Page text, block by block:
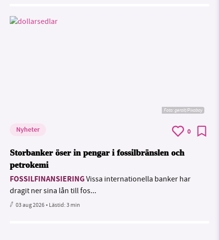
Foto:geralt/Pixabay
Nyheter 0
Storbanker öser in pengar i fossilbränslen och
petrokemi
FOSSILFINANSIERINGVissa internationella banker har
dragit ner sina lån till fos...
03 aug 2026• Lästid:3 min